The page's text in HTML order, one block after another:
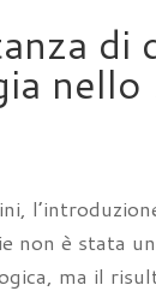
di
nello
non è stata
ma il